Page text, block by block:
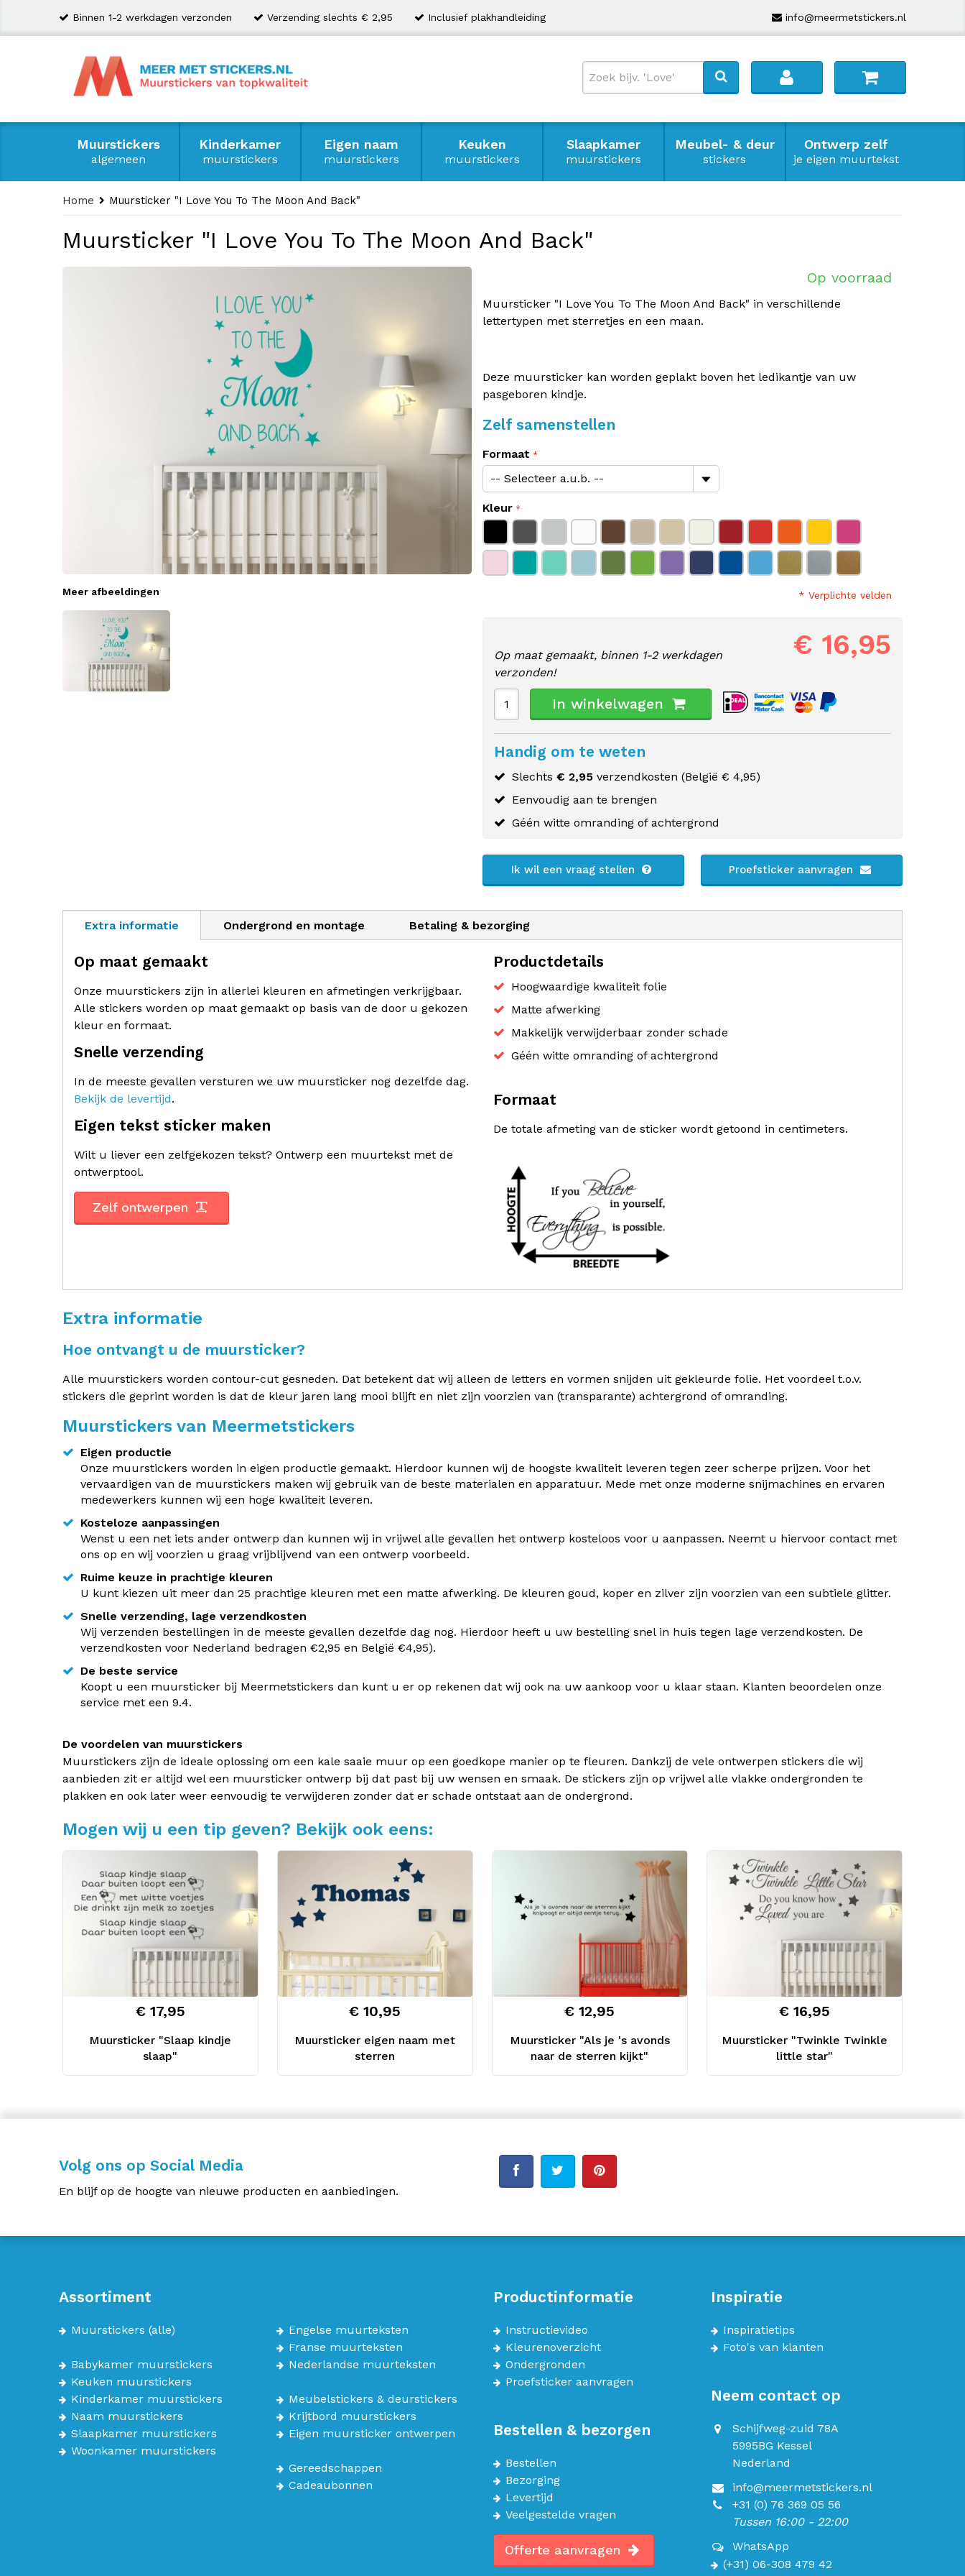
info@meermetstickers.nl
Binnen 1-2 werkdagen verzonden Verzending slechts € 2,95 Inclusief plakhandleiding
Muurstickers
algemeen
Kinderkamer
muurstickers
Eigen naam
muurstickers
Keuken
muurstickers
Slaapkamer
muurstickers
Meubel- & deur
stickers
Ontwerp zelf
je eigen muurtekst
Home Muursticker "I Love You To The Moon And Back"
Muursticker "I Love You To The Moon And Back"
Meer afbeeldingen
Op voorraad
Muursticker "I Love You To The Moon And Back" in verschillende
lettertypen met sterretjes en een maan.
Deze muursticker kan worden geplakt boven het ledikantje van uw
pasgeboren kindje.
Zelf samenstellen
Formaat
Kleur
* Verplichte velden
€ 16,95
Op maat gemaakt, binnen 1-2 werkdagen
verzonden!
In winkelwagen
Handig om te weten
Slechts € 2,95 verzendkosten (België € 4,95)
Eenvoudig aan te brengen
Géén witte omranding of achtergrond
Ik wil een vraag stellen Proefsticker aanvragen
Extra informatie Ondergrond en montage Betaling & bezorging
Op maat gemaakt
Onze muurstickers zijn in allerlei kleuren en afmetingen verkrijgbaar.
Alle stickers worden op maat gemaakt op basis van de door u gekozen
kleur en formaat.
Snelle verzending
In de meeste gevallen versturen we uw muursticker nog dezelfde dag.
Bekijk de levertijd.
Eigen tekst sticker maken
Wilt u liever een zelfgekozen tekst? Ontwerp een muurtekst met de
ontwerptool.
Zelf ontwerpen
Productdetails
Hoogwaardige kwaliteit folie
Matte afwerking
Makkelijk verwijderbaar zonder schade
Géén witte omranding of achtergrond
Formaat
De totale afmeting van de sticker wordt getoond in centimeters.
Extra informatie
Hoe ontvangt u de muursticker?
Alle muurstickers worden contour-cut gesneden. Dat betekent dat wij alleen de letters en vormen snijden uit gekleurde folie. Het voordeel t.o.v.
stickers die geprint worden is dat de kleur jaren lang mooi blijft en niet zijn voorzien van (transparante) achtergrond of omranding.
Muurstickers van Meermetstickers
Eigen productie
Onze muurstickers worden in eigen productie gemaakt. Hierdoor kunnen wij de hoogste kwaliteit leveren tegen zeer scherpe prijzen. Voor het
vervaardigen van de muurstickers maken wij gebruik van de beste materialen en apparatuur. Mede met onze moderne snijmachines en ervaren
medewerkers kunnen wij een hoge kwaliteit leveren.
Kosteloze aanpassingen
Wenst u een net iets ander ontwerp dan kunnen wij in vrijwel alle gevallen het ontwerp kosteloos voor u aanpassen. Neemt u hiervoor contact met
ons op en wij voorzien u graag vrijblijvend van een ontwerp voorbeeld.
Ruime keuze in prachtige kleuren
U kunt kiezen uit meer dan 25 prachtige kleuren met een matte afwerking. De kleuren goud, koper en zilver zijn voorzien van een subtiele glitter.
Snelle verzending, lage verzendkosten
Wij verzenden bestellingen in de meeste gevallen dezelfde dag nog. Hierdoor heeft u uw bestelling snel in huis tegen lage verzendkosten. De
verzendkosten voor Nederland bedragen €2,95 en België €4,95).
De beste service
Koopt u een muursticker bij Meermetstickers dan kunt u er op rekenen dat wij ook na uw aankoop voor u klaar staan. Klanten beoordelen onze
service met een 9.4.
De voordelen van muurstickers
Muurstickers zijn de ideale oplossing om een kale saaie muur op een goedkope manier op te fleuren. Dankzij de vele ontwerpen stickers die wij
aanbieden zit er altijd wel een muursticker ontwerp bij dat past bij uw wensen en smaak. De stickers zijn op vrijwel alle vlakke ondergronden te
plakken en ook later weer eenvoudig te verwijderen zonder dat er schade ontstaat aan de ondergrond.
Mogen wij u een tip geven? Bekijk ook eens:
Muursticker "Slaap kindje
slaap"
€ 17,95
Muursticker eigen naam met
sterren
€ 10,95
Muursticker "Als je 's avonds
naar de sterren kijkt"
€ 12,95
Muursticker "Twinkle Twinkle
little star"
€ 16,95
Volg ons op Social Media
En blijf op de hoogte van nieuwe producten en aanbiedingen.
Assortiment
Muurstickers (alle)
Babykamer muurstickers
Keuken muurstickers
Kinderkamer muurstickers
Naam muurstickers
Slaapkamer muurstickers
Woonkamer muurstickers
Engelse muurteksten
Franse muurteksten
Nederlandse muurteksten
Meubelstickers & deurstickers
Krijtbord muurstickers
Eigen muursticker ontwerpen
Gereedschappen
Cadeaubonnen
Productinformatie
Instructievideo
Kleurenoverzicht
Ondergronden
Proefsticker aanvragen
Bestellen & bezorgen
Bestellen
Bezorging
Levertijd
Veelgestelde vragen
Offerte aanvragen
Inspiratie
Inspiratietips
Foto's van klanten
Neem contact op
Schijfweg-zuid 78A
5995BG Kessel
Nederland
info@meermetstickers.nl
+31 (0) 76 369 05 56
Tussen 16:00 - 22:00
WhatsApp
(+31) 06-308 479 42